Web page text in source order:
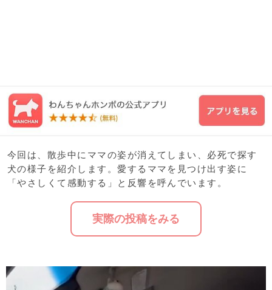
今回は、散歩中にママの姿が消えてしまい、必死で探す
犬の様子を紹介します。愛するママを見つけ出す姿に
「やさしくて感動する」と反響を呼んでいます。
実際の投稿をみる